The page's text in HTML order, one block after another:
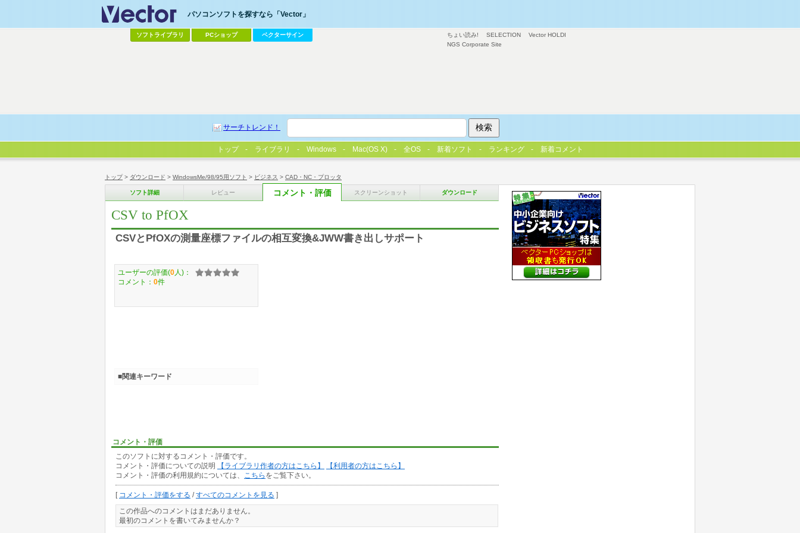
トップ> ダウンロード > WindowsMe/98/95用ソフト > ビジネス > CAD・NC・プロッタ
ソフト詳細 レビュー コメント・評価 スクリーンショット ダウンロード
CSV to PfOX
CSVとPfOXの測量座標ファイルの相互変換&JWW書き出しサポート
コメント・評価
このソフトに対するコメント・評価です。
コメント・評価についての説明
【ライブラリ作者の方はこちら】
【利用者の方はこちら】
コメント・評価の利用規約については、
こちら をご覧下さい。
[ コメント・評価をする /すべてのコメントを見る ]
この作品へのコメントはまだありません。
最初のコメントを書いてみませんか？
ユーザーの評価(0 人)：
コメント： 0件
■関連キーワード
ちょい読み! SELECTION
Vector HOLDI
NGS Corporate Site
パソコンソフトを探すなら「Vector」
ソフトライブラリ PCショップ ベクターサイン
サーチトレンド！
トップ ライブラリ Windows Mac(OS X) 全OS 新着ソフト ランキング 新着コメント